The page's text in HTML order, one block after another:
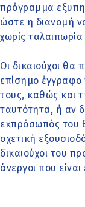
πρόγραμμα
ώστε η διανομή
χωρίς
Οι δικαιούχοι θα
επίσημο
τους, καθώς και
ταυτότητα, ή αν
εκπρόσωπός του
σχετική
δικαιούχοι του
άνεργοι που